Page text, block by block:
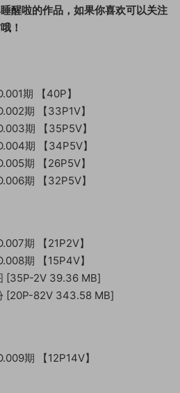
醒啦的作品，如果你喜欢可以关注
！
期 【40P】
期 【33P1V】
期 【35P5V】
期 【34P5V】
期 【26P5V】
期 【32P5V】
期 【21P2V】
期 【15P4V】
[35P-2V 39.36 MB]
[20P-82V 343.58 MB]
期 【12P14V】